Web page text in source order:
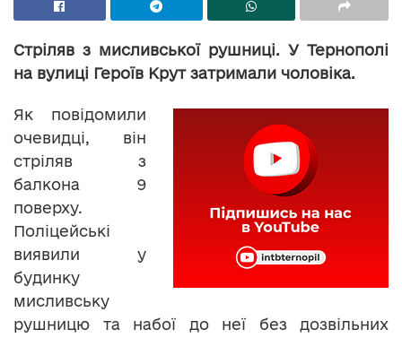
Стріляв з мисливської рушниці. У Тернополі
на вулиці Героїв Крут затримали чоловіка.
Як повідомили
очевидці, він
стріляв з
балкона 9
поверху.
Поліцейські
виявили у
будинку
мисливську
рушницю та набої до неї без дозвільних